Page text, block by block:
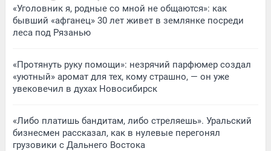
«Уголовник я, родные со мной не общаются»: как
бывший «афганец» 30 лет живет в землянке посреди
леса под Рязанью
«Протянуть руку помощи»: незрячий парфюмер создал
«уютный» аромат для тех, кому страшно, — он уже
увековечил в духах Новосибирск
«Либо платишь бандитам, либо стреляешь». Уральский
бизнесмен рассказал, как в нулевые перегонял
грузовики с Дальнего Востока